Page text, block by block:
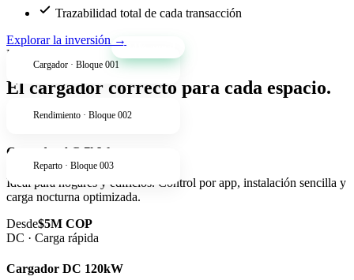
Trazabilidad total de cada transacción
Explorar la inversión →
+34% anual
Cargador · Bloque 001
Rendimiento · Bloque 002
Reparto · Bloque 003
Productos
El cargador correcto para cada espacio.
AC · Residencial
Cargador AC 7kW
Ideal para hogares y edificios. Control por app, instalación sencilla y
carga nocturna optimizada.
Desde$5M COP
DC · Carga rápida
Cargador DC 120kW